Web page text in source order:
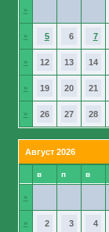
»
» 5 6 7
» 12 13 14
» 19 20 21
» 26 27 28
Август 2026
в п в
»
» 2 3 4